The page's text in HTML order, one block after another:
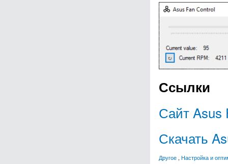
Ссылки
Сайт Asus
Скачать
Другое , Настройка и